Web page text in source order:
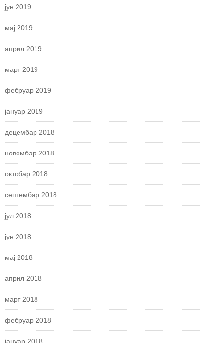
јун 2019
мај 2019
април 2019
март 2019
фебруар 2019
јануар 2019
децембар 2018
новембар 2018
октобар 2018
септембар 2018
јул 2018
јун 2018
мај 2018
април 2018
март 2018
фебруар 2018
јануар 2018